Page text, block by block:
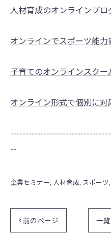
人材育成のオンラインプロ
オンラインでスポーツ能力
子育てのオンラインスクー
オンライン形式で個別に対
--
企業セミナー 人材育成 スポーツ
< 前のページ 一